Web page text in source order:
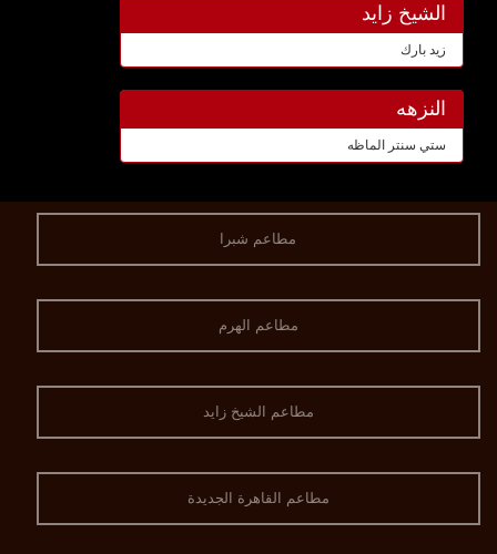
الشيخ زايد
زيد بارك
النزهه
ستي سنتر الماظه
مطاعم شبرا
مطاعم الهرم
مطاعم الشيخ زايد
مطاعم القاهرة الجديدة